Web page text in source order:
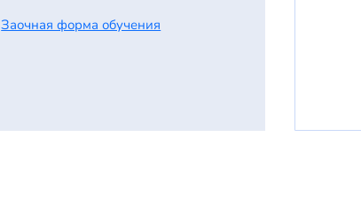
Заочная форма обучения